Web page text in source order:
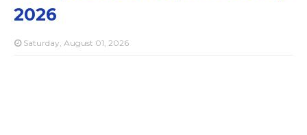
2026
Saturday, August 01, 2026